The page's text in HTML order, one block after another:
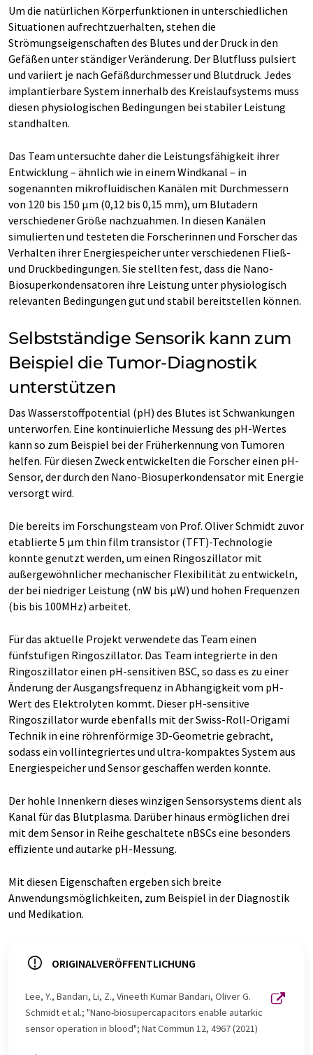
Um die natürlichen Körperfunktionen in unterschiedlichen
Situationen aufrechtzuerhalten, stehen die
Strömungseigenschaften des Blutes und der Druck in den
Gefäßen unter ständiger Veränderung. Der Blutfluss pulsiert
und variiert je nach Gefäßdurchmesser und Blutdruck. Jedes
implantierbare System innerhalb des Kreislaufsystems muss
diesen physiologischen Bedingungen bei stabiler Leistung
standhalten.
Das Team untersuchte daher die Leistungsfähigkeit ihrer
Entwicklung – ähnlich wie in einem Windkanal – in
sogenannten mikrofluidischen Kanälen mit Durchmessern
von 120 bis 150 µm (0,12 bis 0,15 mm), um Blutadern
verschiedener Größe nachzuahmen. In diesen Kanälen
simulierten und testeten die Forscherinnen und Forscher das
Verhalten ihrer Energiespeicher unter verschiedenen Fließ-
und Druckbedingungen. Sie stellten fest, dass die Nano-
Biosuperkondensatoren ihre Leistung unter physiologisch
relevanten Bedingungen gut und stabil bereitstellen können.
Selbstständige Sensorik kann zum
Beispiel die Tumor-Diagnostik
unterstützen
Das Wasserstoffpotential (pH) des Blutes ist Schwankungen
unterworfen. Eine kontinuierliche Messung des pH-Wertes
kann so zum Beispiel bei der Früherkennung von Tumoren
helfen. Für diesen Zweck entwickelten die Forscher einen pH-
Sensor, der durch den Nano-Biosuperkondensator mit Energie
versorgt wird.
Die bereits im Forschungsteam von Prof. Oliver Schmidt zuvor
etablierte 5 µm thin film transistor (TFT)-Technologie
konnte genutzt werden, um einen Ringoszillator mit
außergewöhnlicher mechanischer Flexibilität zu entwickeln,
der bei niedriger Leistung (nW bis µW) und hohen Frequenzen
(bis bis 100MHz) arbeitet.
Für das aktuelle Projekt verwendete das Team einen
fünfstufigen Ringoszillator. Das Team integrierte in den
Ringoszillator einen pH-sensitiven BSC, so dass es zu einer
Änderung der Ausgangsfrequenz in Abhängigkeit vom pH-
Wert des Elektrolyten kommt. Dieser pH-sensitive
Ringoszillator wurde ebenfalls mit der Swiss-Roll-Origami
Technik in eine röhrenförmige 3D-Geometrie gebracht,
sodass ein vollintegriertes und ultra-kompaktes System aus
Energiespeicher und Sensor geschaffen werden konnte.
Der hohle Innenkern dieses winzigen Sensorsystems dient als
Kanal für das Blutplasma. Darüber hinaus ermöglichen drei
mit dem Sensor in Reihe geschaltete nBSCs eine besonders
effiziente und autarke pH-Messung.
Mit diesen Eigenschaften ergeben sich breite
Anwendungsmöglichkeiten, zum Beispiel in der Diagnostik
und Medikation.
ORIGINALVERÖFFENTLICHUNG
Lee, Y., Bandari, Li, Z., Vineeth Kumar Bandari, Oliver G.
Schmidt et al.; "Nano-biosupercapacitors enable autarkic
sensor operation in blood"; Nat Commun 12, 4967 (2021)